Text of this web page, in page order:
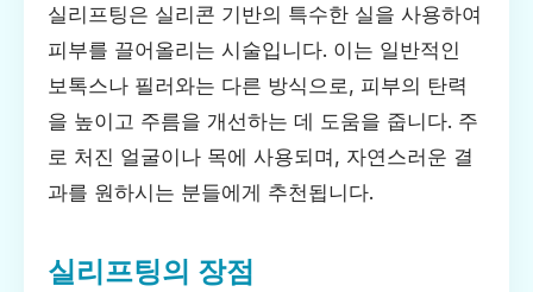
실리프팅은 실리콘 기반의 특수한 실을 사용하여
피부를 끌어올리는 시술입니다. 이는 일반적인
보톡스나 필러와는 다른 방식으로, 피부의 탄력
을 높이고 주름을 개선하는 데 도움을 줍니다. 주
로 처진 얼굴이나 목에 사용되며, 자연스러운 결
과를 원하시는 분들에게 추천됩니다.
실리프팅의 장점